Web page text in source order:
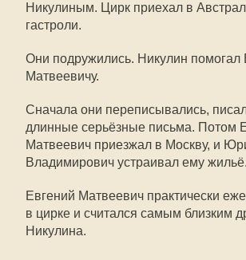
Никулиным. Цирк приехал в
гастроли.
Они подружились. Никулин помогал
Матвеевичу.
Сначала они переписывались,
длинные серьёзные письма. Потом
Матвеевич приезжал в Москву, и
Владимирович устраивал ему жильё.
Евгений Матвеевич практически
в цирке и считался самым близким
Никулина.